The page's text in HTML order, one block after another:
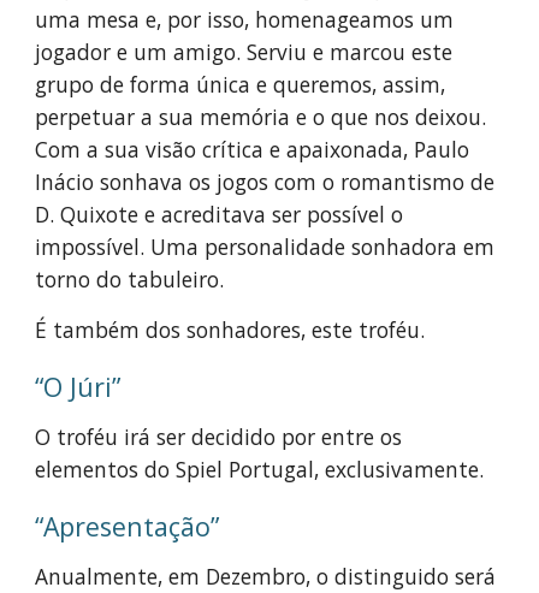
uma mesa e, por isso, homenageamos um
jogador e um amigo. Serviu e marcou este
grupo de forma única e queremos, assim,
perpetuar a sua memória e o que nos deixou.
Com a sua visão crítica e apaixonada, Paulo
Inácio sonhava os jogos com o romantismo de
D. Quixote e acreditava ser possível o
impossível. Uma personalidade sonhadora em
torno do tabuleiro.
É também dos sonhadores, este troféu.
“O Júri”
O troféu irá ser decidido por entre os
elementos do Spiel Portugal, exclusivamente.
“Apresentação”
Anualmente, em Dezembro, o distinguido será